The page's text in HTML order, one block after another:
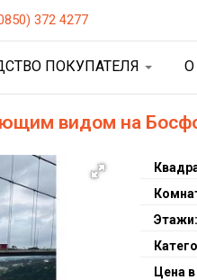
372 4277
ПОКУПАТЕЛЯ О
видом на
Цена